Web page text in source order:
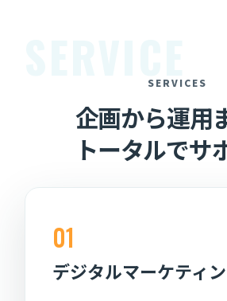
SERVICES
企画から運用
トータルでサ
01
デジタルマーケティ